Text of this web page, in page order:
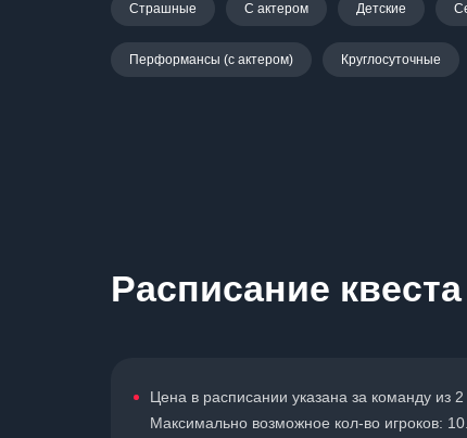
Страшные С актером Детские
Перформансы (с актером) Круглосуточные
Расписание
Цена в расписании указана за команду из
Максимально возможное кол-во игроков: 10.